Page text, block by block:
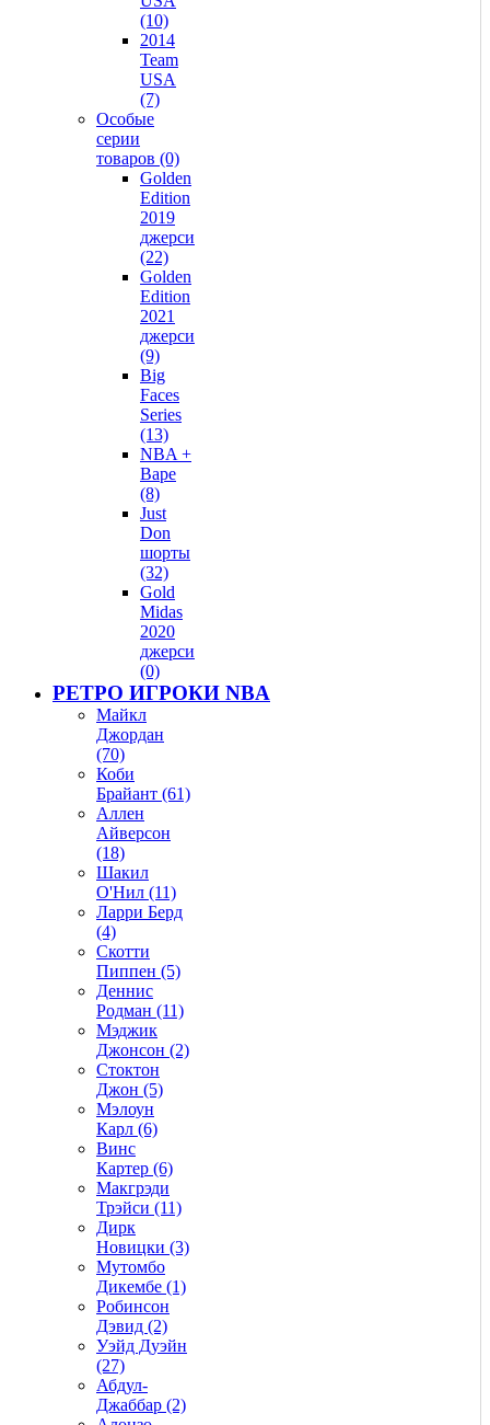
(10)
2014
Team
USA
(7)
Особые
серии
товаров (0)
Golden
Edition
2019
джерси
(22)
Golden
Edition
2021
джерси
(9)
Big
Faces
Series
(13)
NBA +
Bape
(8)
Just
Don
шорты
(32)
Gold
Midas
2020
джерси
(0)
РЕТРО ИГРОКИ NBA
Майкл
Джордан
(70)
Коби
Брайант (61)
Аллен
Айверсон
(18)
Шакил
О'Нил (11)
Ларри Берд
(4)
Скотти
Пиппен (5)
Деннис
Родман (11)
Мэджик
Джонсон (2)
Стоктон
Джон (5)
Мэлоун
Карл (6)
Винс
Картер (6)
Макгрэди
Трэйси (11)
Дирк
Новицки (3)
Мутомбо
Дикембе (1)
Робинсон
Дэвид (2)
Уэйд Дуэйн
(27)
Абдул-
Джаббар (2)